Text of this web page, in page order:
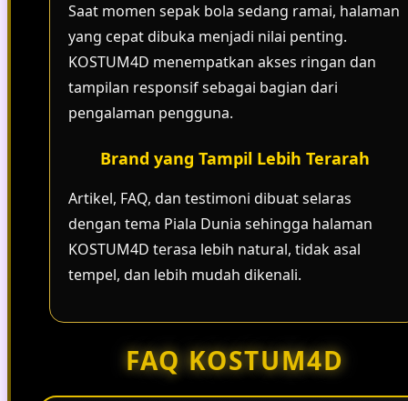
Saat momen sepak bola sedang ramai, halaman
yang cepat dibuka menjadi nilai penting.
KOSTUM4D menempatkan akses ringan dan
tampilan responsif sebagai bagian dari
pengalaman pengguna.
Brand yang Tampil Lebih Terarah
Artikel, FAQ, dan testimoni dibuat selaras
dengan tema Piala Dunia sehingga halaman
KOSTUM4D terasa lebih natural, tidak asal
tempel, dan lebih mudah dikenali.
FAQ KOSTUM4D